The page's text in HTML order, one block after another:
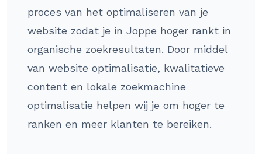
proces van het optimaliseren van je
website zodat je in Joppe hoger rankt in
organische zoekresultaten. Door middel
van website optimalisatie, kwalitatieve
content en lokale zoekmachine
optimalisatie helpen wij je om hoger te
ranken en meer klanten te bereiken.